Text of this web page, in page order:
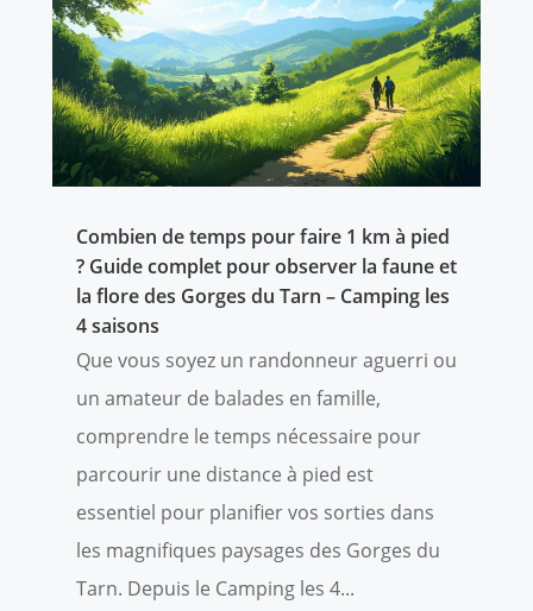
Combien de temps pour faire 1 km à pied
? Guide complet pour observer la faune et
la flore des Gorges du Tarn – Camping les
4 saisons
Que vous soyez un randonneur aguerri ou
un amateur de balades en famille,
comprendre le temps nécessaire pour
parcourir une distance à pied est
essentiel pour planifier vos sorties dans
les magnifiques paysages des Gorges du
Tarn. Depuis le Camping les 4...